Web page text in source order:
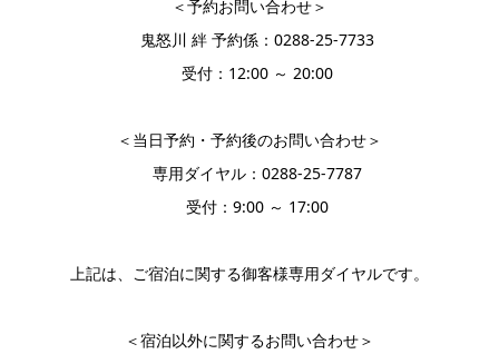
＜予約お問い合わせ＞
鬼怒川 絆 予約係：0288-25-7733
受付：12:00 ～ 20:00
＜当日予約・予約後のお問い合わせ＞
専用ダイヤル：0288-25-7787
受付：9:00 ～ 17:00
上記は、ご宿泊に関する御客様専用ダイヤルです。
＜宿泊以外に関するお問い合わせ＞